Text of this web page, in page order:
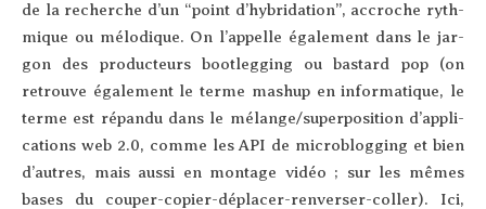
de la recherche d’un “point d’hy­bri­da­tion”, accroche ryth­
mique ou mélo­dique. On l’ap­pelle éga­le­ment dans le jar­
gon des pro­duc­teurs boot­leg­ging ou bas­tard pop (on
retrouve éga­le­ment le terme mashup en infor­ma­tique, le
terme est répan­du dans le mélange/superposition d’ap­pli­
ca­tions web 2.0, comme les API de micro­blog­ging et bien
d’autres, mais aus­si en mon­tage vidéo ; sur les mêmes
bases du cou­per-copier-dépla­cer-ren­ver­ser-col­ler). Ici,